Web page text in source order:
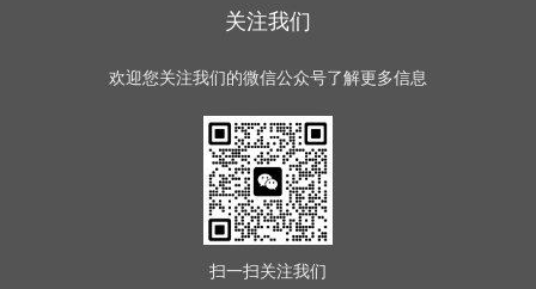
关注我们
欢迎您关注我们的微信公众号了解更多信息
扫一扫关注我们